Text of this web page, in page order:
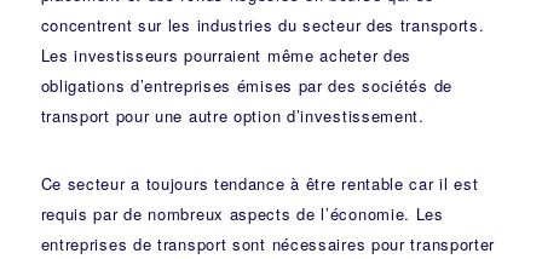
concentrent sur les industries du secteur des transports.
Les investisseurs pourraient même acheter des
obligations d’entreprises émises par des sociétés de
transport pour une autre option d’investissement.
Ce secteur a toujours tendance à être rentable car il est
requis par de nombreux aspects de l’économie. Les
entreprises de transport sont nécessaires pour transporter